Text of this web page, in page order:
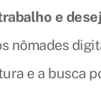
e
nômades
e a busca